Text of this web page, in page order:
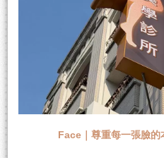
Face｜尊重每一張臉